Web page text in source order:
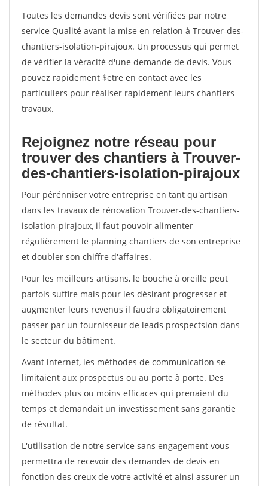
Toutes les demandes devis sont vérifiées par notre
service Qualité avant la mise en relation à Trouver-des-
chantiers-isolation-pirajoux. Un processus qui permet
de vérifier la véracité d'une demande de devis. Vous
pouvez rapidement $etre en contact avec les
particuliers pour réaliser rapidement leurs chantiers
travaux.
Rejoignez notre réseau pour
trouver des chantiers à Trouver-
des-chantiers-isolation-pirajoux
Pour pérénniser votre entreprise en tant qu'artisan
dans les travaux de rénovation Trouver-des-chantiers-
isolation-pirajoux, il faut pouvoir alimenter
régulièrement le planning chantiers de son entreprise
et doubler son chiffre d'affaires.
Pour les meilleurs artisans, le bouche à oreille peut
parfois suffire mais pour les désirant progresser et
augmenter leurs revenus il faudra obligatoirement
passer par un fournisseur de leads prospectsion dans
le secteur du bâtiment.
Avant internet, les méthodes de communication se
limitaient aux prospectus ou au porte à porte. Des
méthodes plus ou moins efficaces qui prenaient du
temps et demandait un investissement sans garantie
de résultat.
L'utilisation de notre service sans engagement vous
permettra de recevoir des demandes de devis en
fonction des creux de votre activité et ainsi assurer un